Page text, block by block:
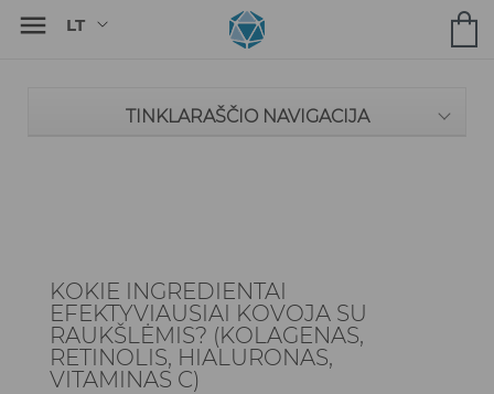

TINKLARAŠČIO NAVIGACIJA
KOKIE INGREDIENTAI
EFEKTYVIAUSIAI KOVOJA SU
RAUKŠLĖMIS? (KOLAGENAS,
RETINOLIS, HIALURONAS,
VITAMINAS C)